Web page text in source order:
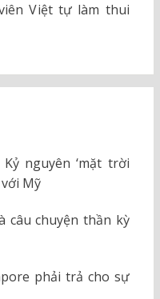
Việt tự làm thui
nguyên ‘mặt trời
với Mỹ
câu chuyện thần kỳ
phải trả cho sự